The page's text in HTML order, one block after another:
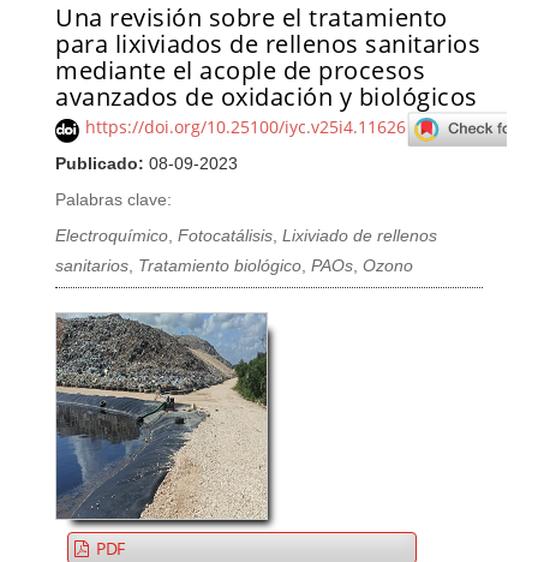
Una revisión sobre el tratamiento
para lixiviados de rellenos sanitarios
mediante el acople de procesos
avanzados de oxidación y biológicos
https://doi.org/10.25100/iyc.v25i4.11626
Publicado: 08-09-2023
Palabras clave:
Electroquímico,Fotocatálisis,Lixiviado de rellenos
sanitarios, Tratamiento biológico,PAOs,Ozono
Barra lateral del artículo
PDF